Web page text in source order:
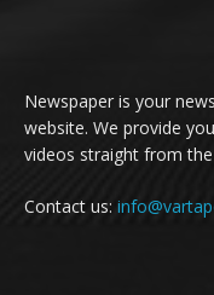
Newspaper is your
website. We provide
videos straight from
Contact us: